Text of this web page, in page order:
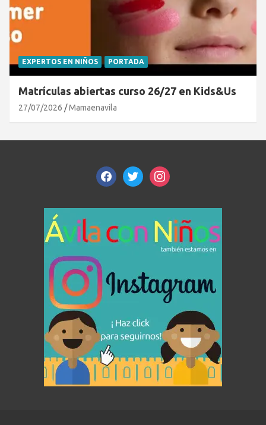
EXPERTOS EN NIÑOS PORTADA
Matrículas abiertas curso 26/27 en Kids&Us
27/07/2026 Mamaenavila
facebooktwitterinstagram